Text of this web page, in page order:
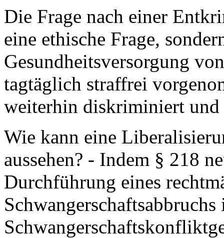
Die Frage nach einer
eine ethische Frage,
Gesundheitsversorgung
tagtäglich straffrei
weiterhin diskriminiert
Wie kann eine
aussehen? - Indem § 218
Durchführung eines
Schwangerschaftsabbruchs